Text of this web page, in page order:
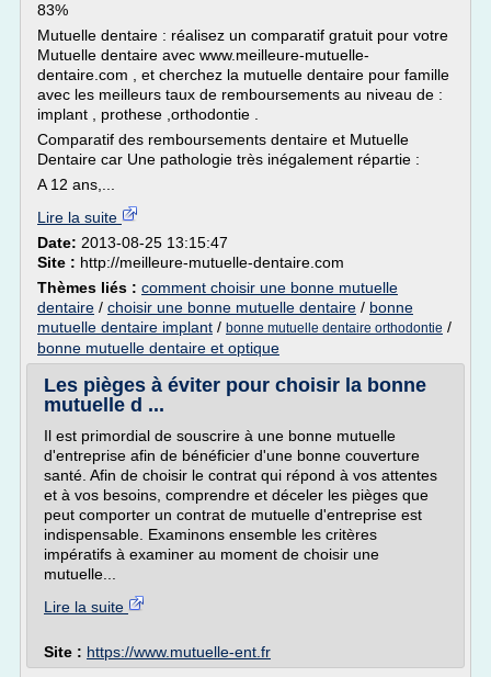
83%
Mutuelle dentaire : réalisez un comparatif gratuit pour votre
Mutuelle dentaire avec www.meilleure-mutuelle-
dentaire.com , et cherchez la mutuelle dentaire pour famille
avec les meilleurs taux de remboursements au niveau de :
implant , prothese ,orthodontie .
Comparatif des remboursements dentaire et Mutuelle
Dentaire car Une pathologie très inégalement répartie :
A 12 ans,...
Lire la suite
Date: 2013-08-25 13:15:47
Site : http://meilleure-mutuelle-dentaire.com
Thèmes liés : comment choisir une bonne mutuelle
dentaire / choisir une bonne mutuelle dentaire / bonne
mutuelle dentaire implant / bonne mutuelle dentaire orthodontie /
bonne mutuelle dentaire et optique
Les pièges à éviter pour choisir la bonne
mutuelle d ...
Il est primordial de souscrire à une bonne mutuelle
d'entreprise afin de bénéficier d'une bonne couverture
santé. Afin de choisir le contrat qui répond à vos attentes
et à vos besoins, comprendre et déceler les pièges que
peut comporter un contrat de mutuelle d'entreprise est
indispensable. Examinons ensemble les critères
impératifs à examiner au moment de choisir une
mutuelle...
Lire la suite
Site : https://www.mutuelle-ent.fr